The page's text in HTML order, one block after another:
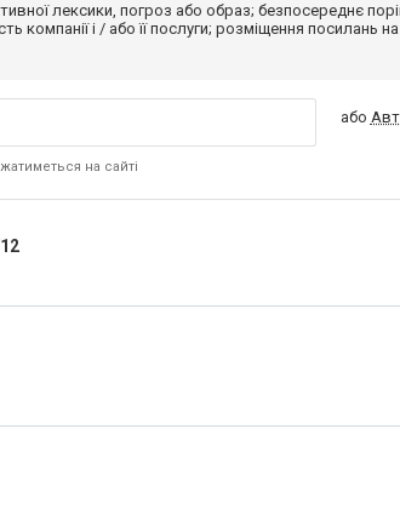
лексики, погроз або образ; безпосереднє
компанії і / або її послуги; розміщення посилань
на сайті
або